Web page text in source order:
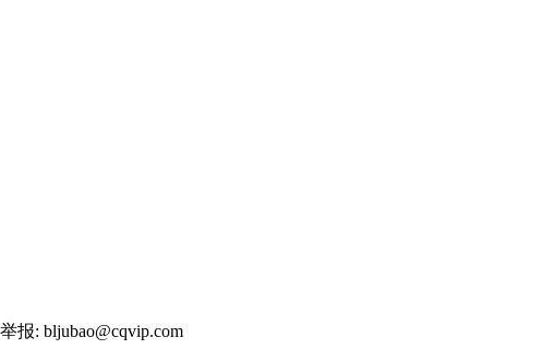
报: bljubao@cqvip.com